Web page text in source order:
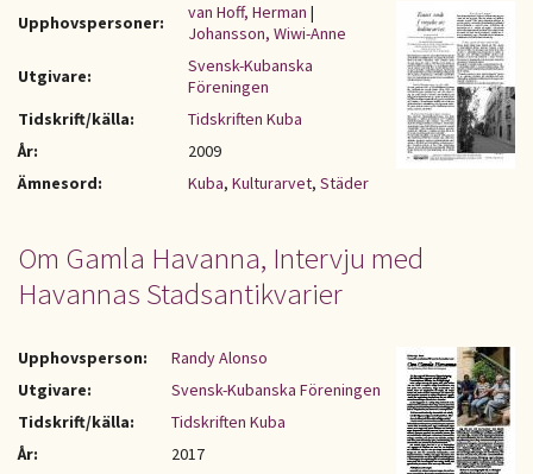
Upphovspersoner: van Hoff, Herman |
Johansson, Wiwi-Anne
Utgivare:
Svensk-Kubanska
Föreningen
Tidskrift/källa:
Tidskriften Kuba
År:
2009
Ämnesord:
Kuba, Kulturarvet, Städer
Om Gamla Havanna, Intervju med
Havannas Stadsantikvarier
Upphovsperson:
Randy Alonso
Utgivare:
Svensk-Kubanska Föreningen
Tidskrift/källa:
Tidskriften Kuba
År:
2017